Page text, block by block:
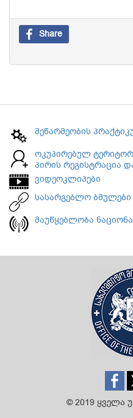
Share
მეწარმეობის
ოკუპირებულ
პირის რეგისტრაცია
ვიდეოკლიპები
სასარგებლო ბმულები
მაუწყებლობა
© 2019 ყველა